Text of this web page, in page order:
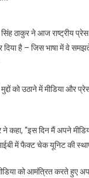
ठाकुर ने आज राष्ट्रीय
दिया है – जिस भाषा में वे
को उठाने में मीडिया
कहा, “इस दिन मैं अपने
में फैक्ट चेक यूनिट की
को आमंत्रित करते हुए